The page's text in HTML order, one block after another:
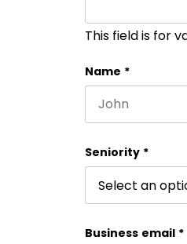
This field is for
Name *
Seniority *
Business email *